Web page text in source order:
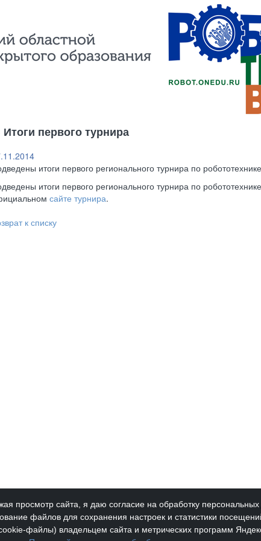
Итоги первого турнира
итоги первого регионального турнира по робототехнике
итоги первого регионального турнира по
сайте турнира.
к списку
Новости
просмотр сайта, я даю согласие на обработку
файлов для сохранения настроек и статистики
файлы) владельцем сайта и метрических программ